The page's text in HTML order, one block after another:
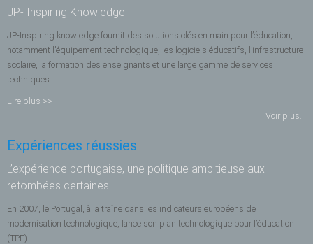
JP- Inspiring Knowledge
JP-Inspiring knowledge fournit des solutions clés en main pour l’éducation,
notamment l’équipement technologique, les logiciels éducatifs, l’infrastructure
scolaire, la formation des enseignants et une large gamme de services
techniques...
Lire plus >>
Voir plus...
Expériences réussies
L’expérience portugaise, une politique ambitieuse aux
retombées certaines
En 2007, le Portugal, à la traîne dans les indicateurs européens de
modernisation technologique, lance son plan technologique pour l’éducation
(TPE)...